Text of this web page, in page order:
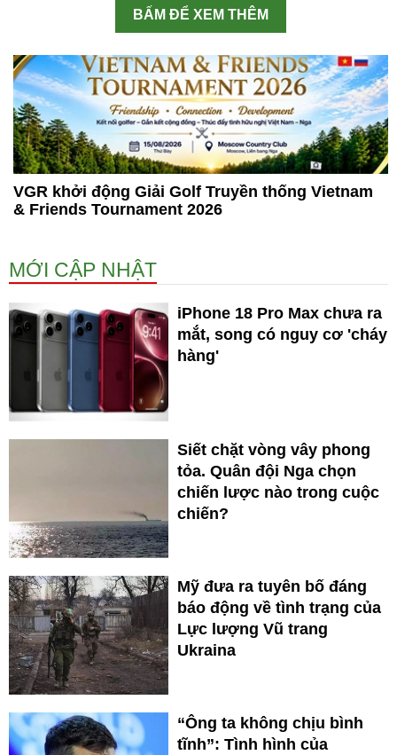
BẤM ĐỂ XEM THÊM
VGR khởi động Giải Golf Truyền thống Vietnam
& Friends Tournament 2026
MỚI CẬP NHẬT
iPhone 18 Pro Max chưa ra
mắt, song có nguy cơ 'cháy
hàng'
Siết chặt vòng vây phong
tỏa. Quân đội Nga chọn
chiến lược nào trong cuộc
chiến?
Mỹ đưa ra tuyên bố đáng
báo động về tình trạng của
Lực lượng Vũ trang
Ukraina
“Ông ta không chịu bình
tĩnh”: Tình hình của